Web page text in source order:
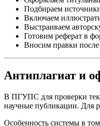
Подбираем
Включаем
Выстраиваем
Готовим реферат в
Вносим правки после
Антиплагиат и
В ПГУПС для проверки
научные публикации. Для
Особенность системы в